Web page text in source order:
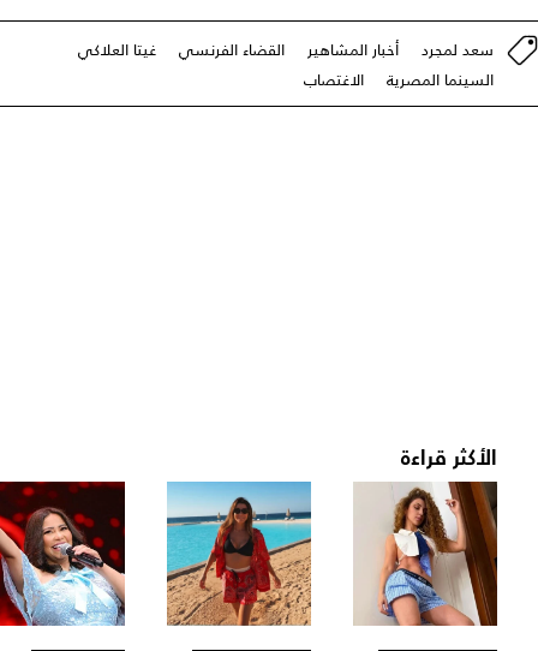
سعد لمجرد أخبار المشاهير القضاء الفرنسي
غيتا العلاكي
السينما المصرية
الاغتصاب
الأكثر قراءة